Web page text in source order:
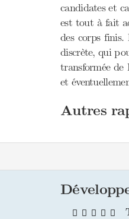
candidates et
est tout à fait
des corps
discrète, qui
transformée
et
Autres